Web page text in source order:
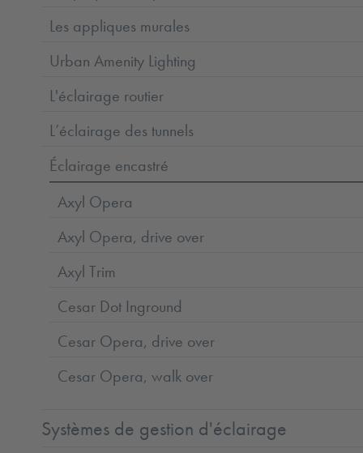
Les appliques murales
Urban Amenity Lighting
L'éclairage routier
L’éclairage des tunnels
Éclairage encastré
Axyl Opera
Axyl Opera, drive over
Axyl Trim
Cesar Dot Inground
Cesar Opera, drive over
Cesar Opera, walk over
Systèmes de gestion d'éclairage